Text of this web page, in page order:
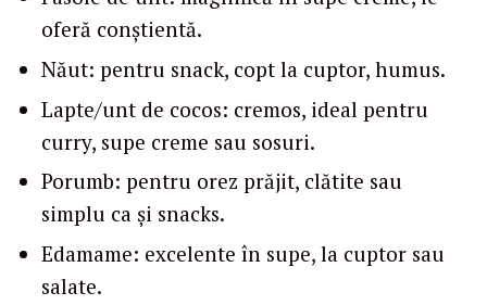
oferă conștientă.
Năut: pentru snack, copt la cuptor, humus.
Lapte/unt de cocos: cremos, ideal pentru
curry, supe creme sau sosuri.
Porumb: pentru orez prăjit, clătite sau
simplu ca și snacks.
Edamame: excelente în supe, la cuptor sau
salate.